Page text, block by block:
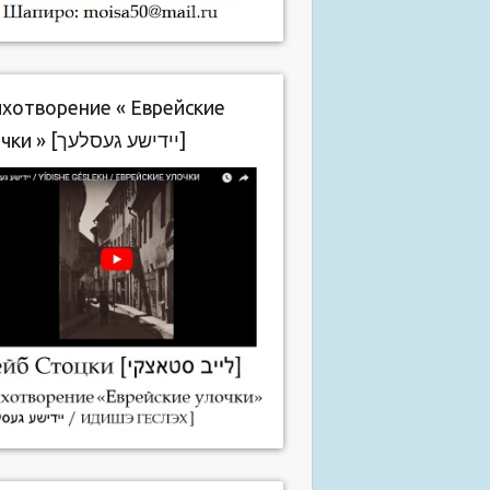
« Еврейские
улочки » [יידישע געסלעך]